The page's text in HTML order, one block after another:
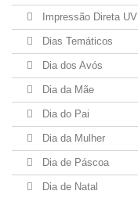
Impressão Direta UV
Dias Temáticos
Dia dos Avós
Dia da Mãe
Dia do Pai
Dia da Mulher
Dia de Páscoa
Dia de Natal